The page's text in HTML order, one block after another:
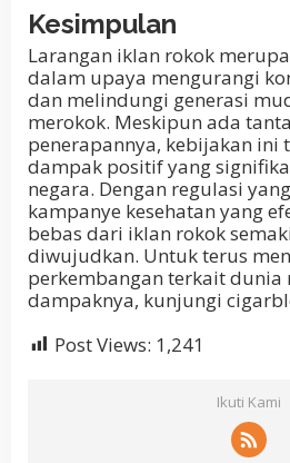
Kesimpulan
Larangan iklan rokok
dalam upaya mengurangi
dan melindungi generasi
merokok. Meskipun ada
penerapannya, kebijakan ini
dampak positif yang
negara. Dengan regulasi
kampanye kesehatan yang
bebas dari iklan rokok
diwujudkan. Untuk terus
perkembangan terkait dunia
dampaknya, kunjungi
Post Views: 1,241
Ikuti Kami